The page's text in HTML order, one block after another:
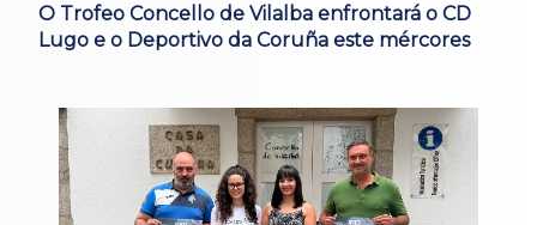
O Trofeo Concello de Vilalba enfrontará o CD
Lugo e o Deportivo da Coruña este mércores